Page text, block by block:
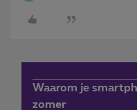
Waarom je
zomer